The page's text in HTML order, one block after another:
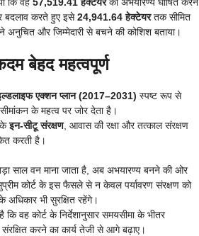
बदलाव करते हुए इसे24,941.64 हेक्टेयरतक सीमित
अनुचित और जिम्मेदारी से बचने की कोशिश बताया।
बेहद महत्वपूर्ण
एक्शन प्लान (2017–2031) स्पष्ट रूप से
के महत्व पर जोर देता है।
केइन-सीटू संरक्षण, आवास की रक्षा और तत्काल संरक्षण
करती है।
साल वन माना जाता है, अब अभयारण्य बनने की ओर
कोर्ट के इस फैसले से न केवल पर्यावरण संरक्षण को
अधिकार भी सुरक्षित रहेंगे।
वह कोर्ट के निर्देशानुसार समयसीमा के भीतर
करने का कार्य तेजी से आगे बढ़ाए।